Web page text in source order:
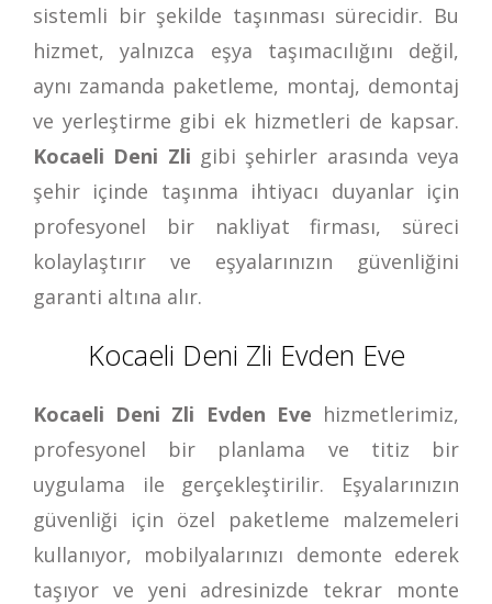
sistemli bir şekilde taşınması sürecidir. Bu
hizmet, yalnızca eşya taşımacılığını değil,
aynı zamanda paketleme, montaj, demontaj
ve yerleştirme gibi ek hizmetleri de kapsar.
Kocaeli Deni Zli gibi şehirler arasında veya
şehir içinde taşınma ihtiyacı duyanlar için
profesyonel bir nakliyat firması, süreci
kolaylaştırır ve eşyalarınızın güvenliğini
garanti altına alır.
Kocaeli Deni Zli Evden Eve
Kocaeli Deni Zli Evden Eve hizmetlerimiz,
profesyonel bir planlama ve titiz bir
uygulama ile gerçekleştirilir. Eşyalarınızın
güvenliği için özel paketleme malzemeleri
kullanıyor, mobilyalarınızı demonte ederek
taşıyor ve yeni adresinizde tekrar monte